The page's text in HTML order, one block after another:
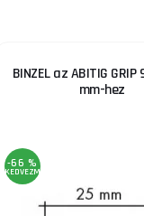
BINZEL az ABITIG GRIP
mm-hez
-66 %
KEDVEZMÉNY